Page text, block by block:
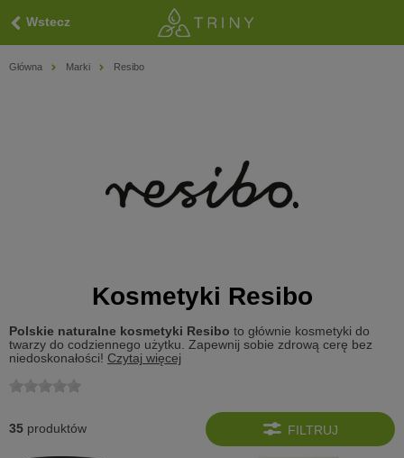
Wstecz
Główna Marki Resibo
Kosmetyki Resibo
Polskie naturalne kosmetyki Resibo to głównie kosmetyki do
twarzy do codziennego użytku. Zapewnij sobie zdrową cerę bez
niedoskonałości! Czytaj więcej
FILTRUJ
35 produktów